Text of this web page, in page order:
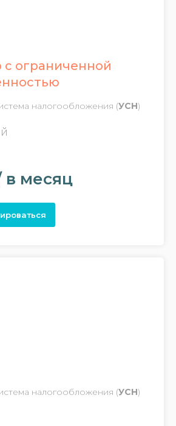
ограниченной
налогообложения (УСН)
в месяц
налогообложения (УСН)